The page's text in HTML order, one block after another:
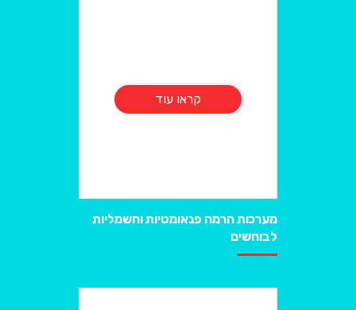
קראו עוד
מערכות הרמה פנאומטיות וחשמליות
לבוחשים